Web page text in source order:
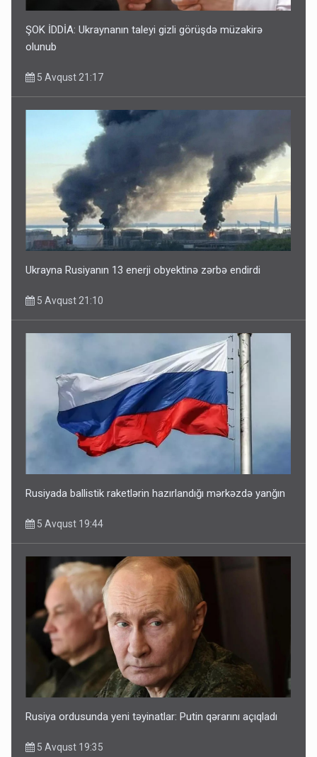
ŞOK İDDİA: Ukraynanın taleyi gizli görüşdə müzakirə
olunub
5 Avqust 21:17
Ukrayna Rusiyanın 13 enerji obyektinə zərbə endirdi
5 Avqust 21:10
Rusiyada ballistik raketlərin hazırlandığı mərkəzdə yanğın
5 Avqust 19:44
Rusiya ordusunda yeni təyinatlar: Putin qərarını açıqladı
5 Avqust 19:35